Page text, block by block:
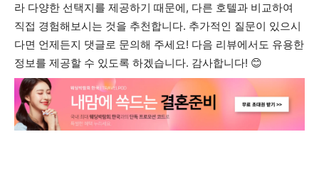
라 다양한 선택지를 제공하기 때문에, 다른 호텔과 비교하여
직접 경험해보시는 것을 추천합니다. 추가적인 질문이 있으시
다면 언제든지 댓글로 문의해 주세요! 다음 리뷰에서도 유용한
정보를 제공할 수 있도록 하겠습니다. 감사합니다! 😊